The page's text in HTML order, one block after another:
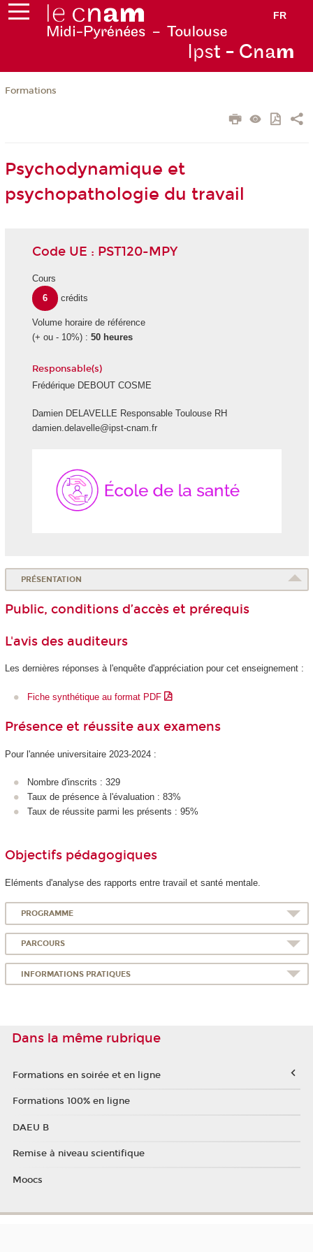
FR
Ipst - Cnam
Formations
Psychodynamique et
psychopathologie du travail
Code UE : PST120-MPY
Cours
6
crédits
Volume horaire de référence
(+ ou - 10%) : 50 heures
Responsable(s)
Frédérique DEBOUT COSME
Damien DELAVELLE Responsable Toulouse RH
damien.delavelle@ipst-cnam.fr
PRÉSENTATION
Public, conditions d’accès et prérequis
L'avis des auditeurs
Les dernières réponses à l'enquête d'appréciation pour cet enseignement :
Fiche synthétique au format PDF
Présence et réussite aux examens
Pour l'année universitaire 2023-2024 :
Nombre d'inscrits : 329
Taux de présence à l'évaluation : 83%
Taux de réussite parmi les présents : 95%
Objectifs pédagogiques
Eléments d'analyse des rapports entre travail et santé mentale.
PROGRAMME
PARCOURS
INFORMATIONS PRATIQUES
Dans la même rubrique
Formations en soirée et en ligne
Formations 100% en ligne
DAEU B
Remise à niveau scientifique
Moocs